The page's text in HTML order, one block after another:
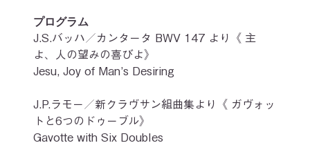
プログラム
J.S.バッハ／カンタータ BWV 147 より《 主
よ、人の望みの喜びよ》
Jesu, Joy of Man’s Desiring
J.P.ラモー／新クラヴサン組曲集より《 ガヴォッ
トと6つのドゥーブル》
Gavotte with Six Doubles